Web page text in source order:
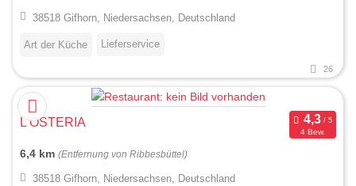
38518 Gifhorn, Niedersachsen, Deutschland
Art der Küche Lieferservice
26
L'OSTERIA
4 Bew.
6,4 km (Entfernung von Ribbesbüttel)
38518 Gifhorn, Niedersachsen, Deutschland